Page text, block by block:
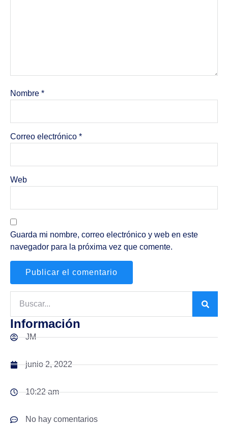
Nombre *
Correo electrónico *
Web
Guarda mi nombre, correo electrónico y web en este
navegador para la próxima vez que comente.
Información
JM
junio 2, 2022
10:22 am
No hay comentarios